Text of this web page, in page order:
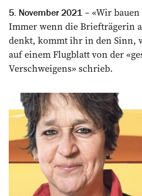
5. November 2021
«Wir
Immer wenn die Briefträgerin
denkt, kommt ihr in den Sinn,
auf einem Flugblatt von der
Verschweigens» schrieb.